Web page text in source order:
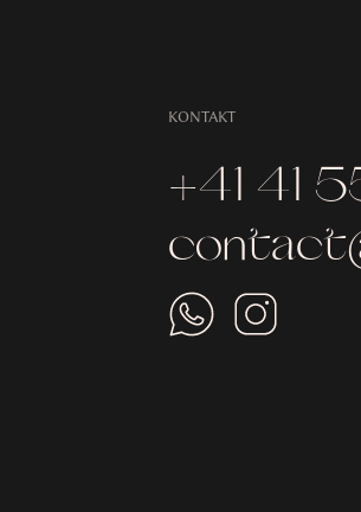
KONTAKT
+41 41